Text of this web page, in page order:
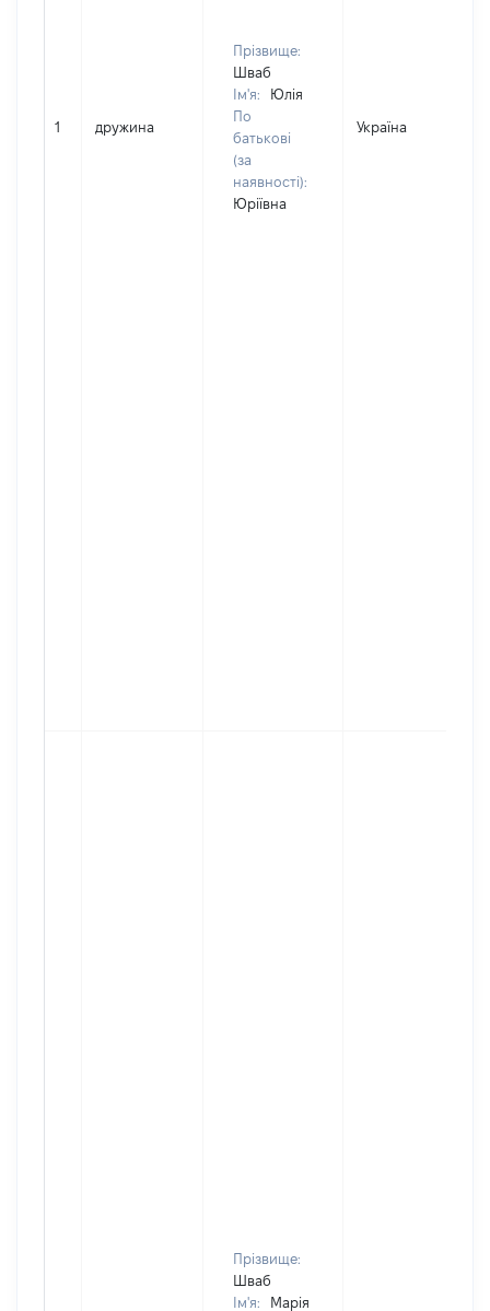
1 дружина
Прізвище:
Шваб
Ім'я:
Юлія
По
батькові
(за
наявності):
Юріївна
Україна
Прізвище:
Шваб
Ім'я:
Марія